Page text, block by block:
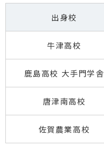
出身校
牛津高校
鹿島高校 大手門学舎
唐津南高校
佐賀農業高校